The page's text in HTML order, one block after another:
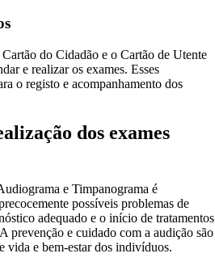
do Cidadão e o Cartão de Utente
e realizar os exames. Esses
o registo e acompanhamento dos
dos exames
e Timpanograma é
possíveis problemas de
adequado e o início de tratamentos
prevenção e cuidado com a audição são
vida e bem-estar dos indivíduos.